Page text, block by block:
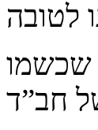
שכשמו